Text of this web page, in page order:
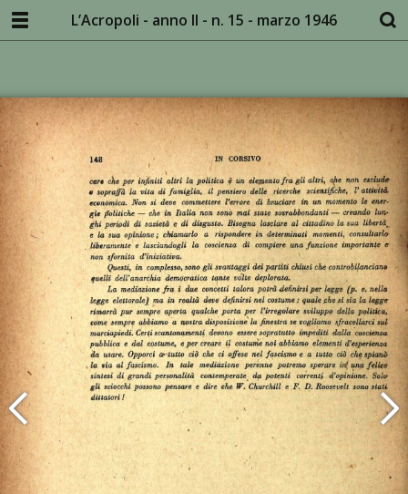
L’Acropoli - anno II - n. 15 - marzo 1946